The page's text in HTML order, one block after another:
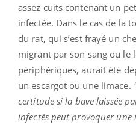
assez cuits contenant un
infectée. Dans le cas de la
du rat, qui s’est frayé un
migrant par son sang ou le
périphériques, aurait été
un escargot ou une limace.
certitude si la bave laissée
infectés peut provoquer une